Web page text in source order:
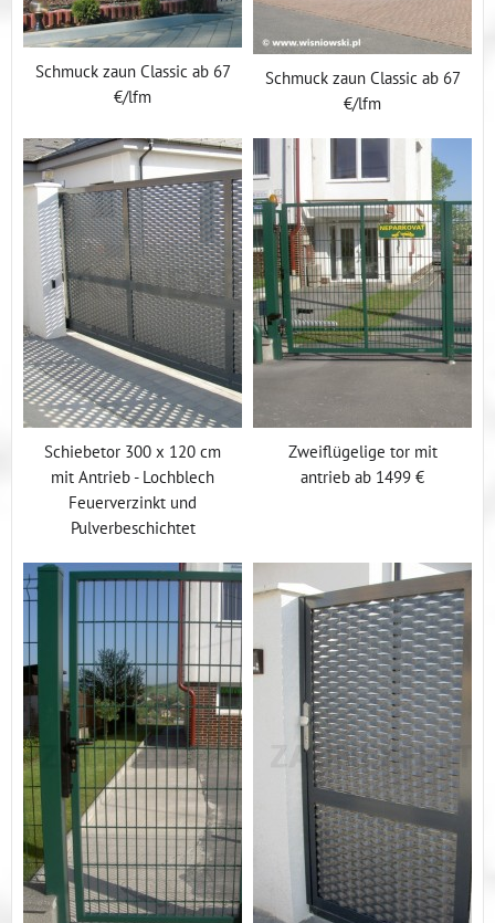
Schmuck zaun Classic ab 67
€/lfm
Schmuck zaun Classic ab 67
€/lfm
Schiebetor 300 x 120 cm
mit Antrieb - Lochblech
Feuerverzinkt und
Pulverbeschichtet
Zweiflügelige tor mit
antrieb ab 1499 €